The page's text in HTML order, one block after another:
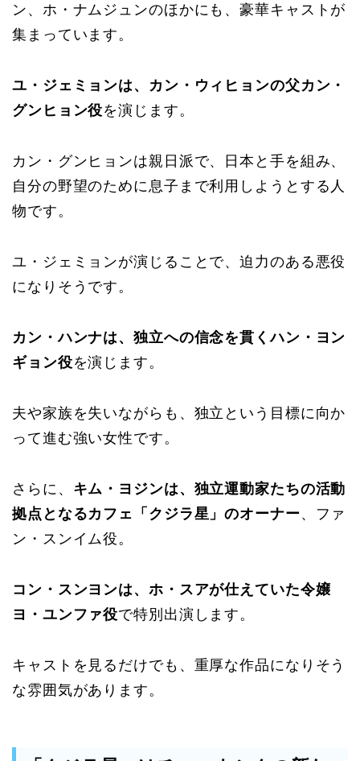
ン、ホ・ナムジュンのほかにも、豪華キャストが
集まっています。
ユ・ジェミョンは、カン・ウィヒョンの父カン・
グンヒョン役を演じます。
カン・グンヒョンは親日派で、日本と手を組み、
自分の野望のために息子まで利用しようとする人
物です。
ユ・ジェミョンが演じることで、迫力のある悪役
になりそうです。
カン・ハンナは、独立への信念を貫くハン・ヨン
ギョン役を演じます。
夫や家族を失いながらも、独立という目標に向か
って進む強い女性です。
さらに、 キム・ヨジンは、独立運動家たちの活動
拠点となるカフェ「クジラ星」のオーナー、ファ
ン・スンイム役。
コン・スンヨンは、ホ・スアが仕えていた令嬢
ヨ・ユンファ役で特別出演します。
キャストを見るだけでも、重厚な作品になりそう
な雰囲気があります。